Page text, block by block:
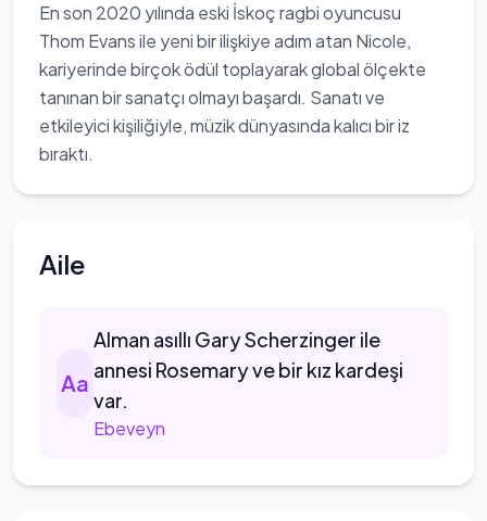
En son 2020 yılında eski İskoç ragbi oyuncusu
Thom Evans ile yeni bir ilişkiye adım atan Nicole,
kariyerinde birçok ödül toplayarak global ölçekte
tanınan bir sanatçı olmayı başardı. Sanatı ve
etkileyici kişiliğiyle, müzik dünyasında kalıcı bir iz
bıraktı.
Aile
Aa
Alman asıllı Gary Scherzinger ile
annesi Rosemary ve bir kız kardeşi
var.
Ebeveyn